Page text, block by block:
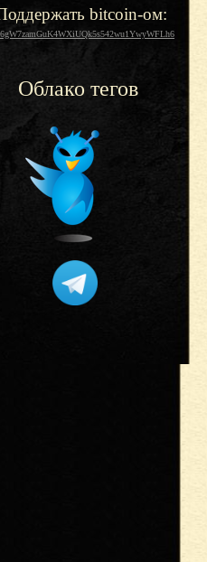
bitcoin-ом:
Облако тегов